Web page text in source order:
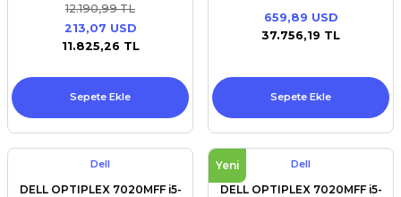
12.190,99 TL
213,07 USD
11.825,26 TL
Sepete Ekle
659,89 USD
37.756,19 TL
Sepete Ekle
Dell
DELL OPTIPLEX 7020MFF i5-
Yeni Dell
DELL OPTIPLEX 7020MFF i5-